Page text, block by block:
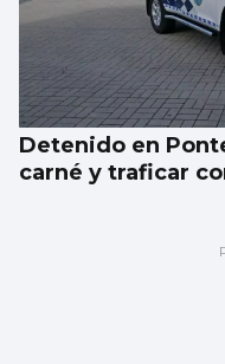
Detenido en
carné y traficar